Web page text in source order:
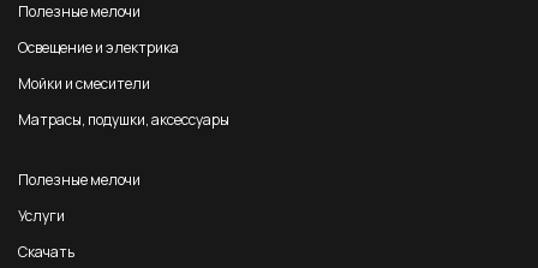
Полезные мелочи
Освещение и электрика
Мойки и смесители
Матрасы, подушки, аксессуары
Полезные мелочи
Услуги
Скачать